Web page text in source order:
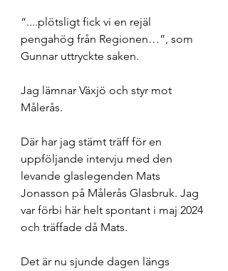
“....plötsligt fick vi en rejäl
pengahög från Regionen…”, som
Gunnar uttryckte saken.
Jag lämnar Växjö och styr mot
Målerås.
Där har jag stämt träff för en
uppföljande intervju med den
levande glaslegenden Mats
Jonasson på Målerås Glasbruk. Jag
var förbi här helt spontant i maj 2024
och träffade då Mats.
Det är nu sjunde dagen längs